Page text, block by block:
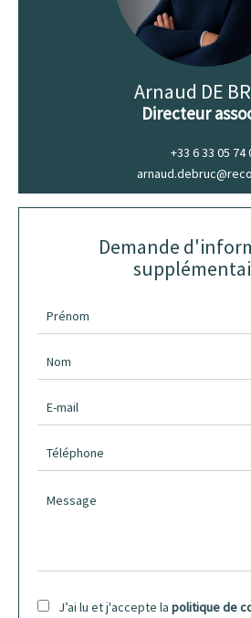
Arnaud DE
Directeur
+33 6 33 05 74
Demande
J’ai lu et j'accepte la politique de